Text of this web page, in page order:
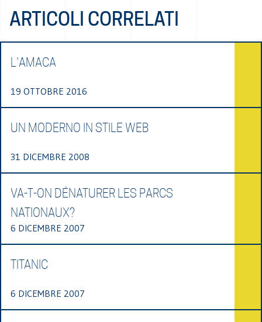
ARTICOLI CORRELATI
L'AMACA
19 OTTOBRE 2016
UN MODERNO IN STILE WEB
31 DICEMBRE 2008
VA-T-ON DÉNATURER LES PARCS
NATIONAUX?
6 DICEMBRE 2007
TITANIC
6 DICEMBRE 2007